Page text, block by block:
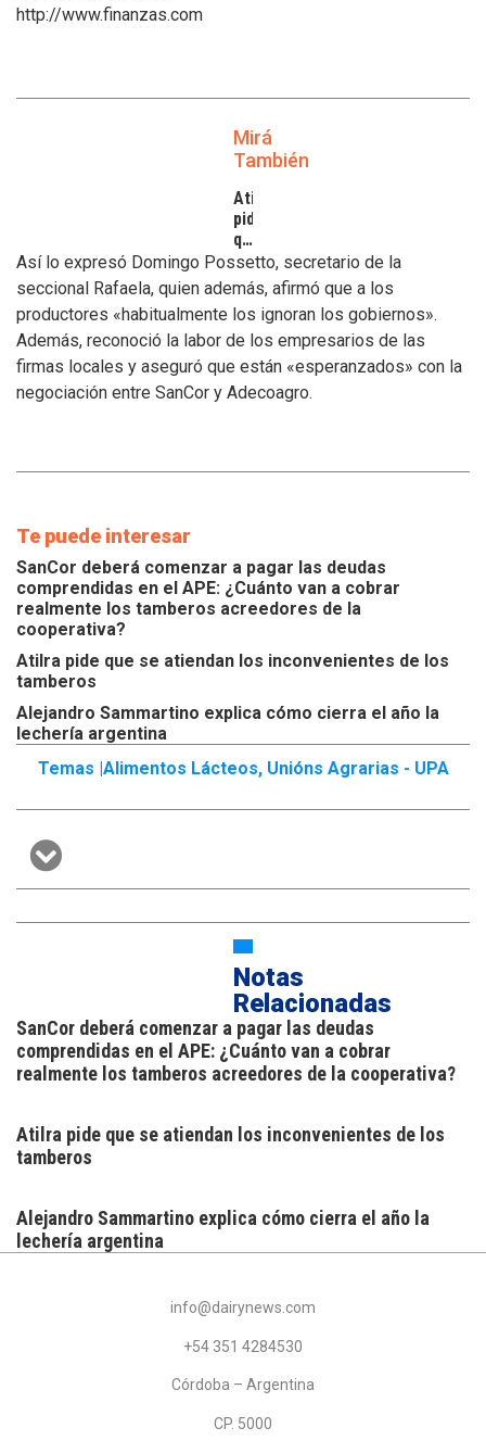
http://www.finanzas.com
Mirá
También
Atilra
pide
que
se
atiendan
inconvenientes
de
los
tamberos
Así lo expresó Domingo Possetto, secretario de la
seccional Rafaela, quien además, afirmó que a los
productores «habitualmente los ignoran los gobiernos».
Además, reconoció la labor de los empresarios de las
firmas locales y aseguró que están «esperanzados» con la
negociación entre SanCor y Adecoagro.
Te puede interesar
SanCor deberá comenzar a pagar las deudas
comprendidas en el APE: ¿Cuánto van a cobrar
realmente los tamberos acreedores de la
cooperativa?
Atilra pide que se atiendan los inconvenientes de los
tamberos
Alejandro Sammartino explica cómo cierra el año la
lechería argentina
Temas | Alimentos Lácteos, Unións Agrarias - UPA
Notas
Relacionadas
SanCor deberá comenzar a pagar las deudas
comprendidas en el APE: ¿Cuánto van a cobrar
realmente los tamberos acreedores de la cooperativa?
Atilra pide que se atiendan los inconvenientes de los
tamberos
Alejandro Sammartino explica cómo cierra el año la
lechería argentina
info@dairynews.com
+54 351 4284530
Córdoba – Argentina
CP. 5000